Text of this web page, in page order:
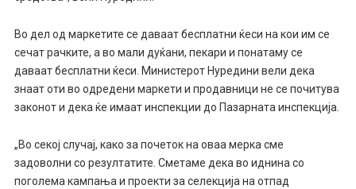
Во дел од маркетите се даваат бесплатни ќеси на кои им се
сечат рачките, а во мали дуќани, пекари и понатаму се
даваат бесплатни ќеси. Министерот Нуредини вели дека
знаат оти во одредени маркети и продавници не се почитува
законот и дека ќе имаат инспекции до Пазарната инспекција.
„Во секој случај, како за почеток на оваа мерка сме
задоволни со резултатите. Сметаме дека во иднина со
поголема кампања и проекти за селекција на отпад